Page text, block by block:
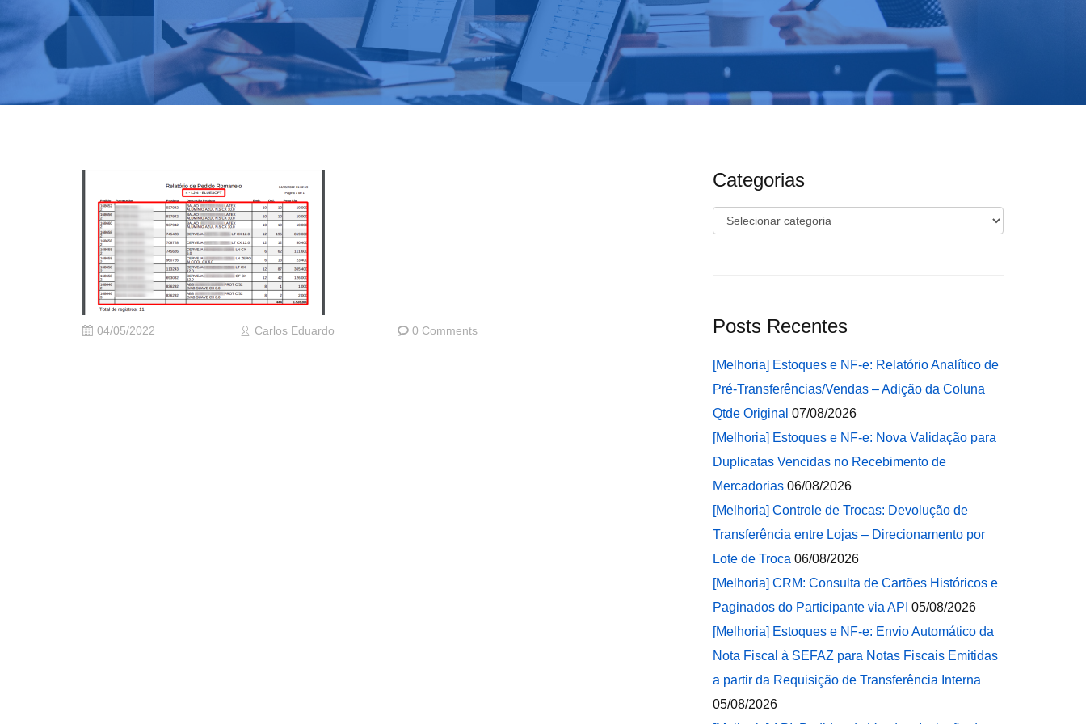
04/05/2022 Carlos Eduardo 0 Comments
Categorias
Categorias
Posts Recentes
[Melhoria] Estoques e NF-e: Relatório Analítico de
Pré-Transferências/Vendas – Adição da Coluna
Qtde Original 07/08/2026
[Melhoria] Estoques e NF-e: Nova Validação para
Duplicatas Vencidas no Recebimento de
Mercadorias 06/08/2026
[Melhoria] Controle de Trocas: Devolução de
Transferência entre Lojas – Direcionamento por
Lote de Troca 06/08/2026
[Melhoria] CRM: Consulta de Cartões Históricos e
Paginados do Participante via API 05/08/2026
[Melhoria] Estoques e NF-e: Envio Automático da
Nota Fiscal à SEFAZ para Notas Fiscais Emitidas
a partir da Requisição de Transferência Interna
05/08/2026